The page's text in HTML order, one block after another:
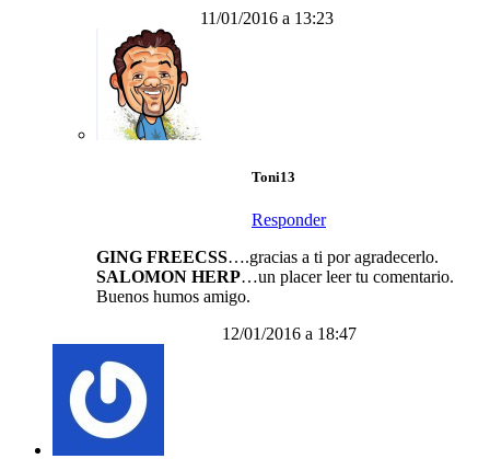
11/01/2016 a 13:23
Toni13
Responder
GING FREECSS….gracias a ti por agradecerlo.
SALOMON HERP…un placer leer tu comentario.
Buenos humos amigo.
12/01/2016 a 18:47